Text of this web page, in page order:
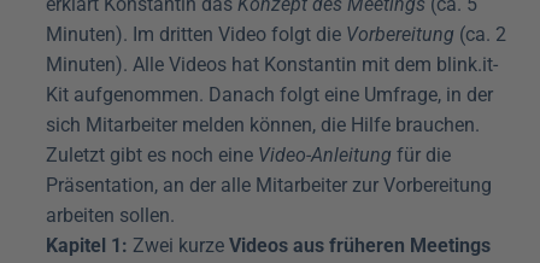
erklärt Konstantin das Konzept des Meetings (ca. 5
Minuten). Im dritten Video folgt die Vorbereitung (ca. 2
Minuten). Alle Videos hat Konstantin mit dem blink.it-
Kit aufgenommen. Danach folgt eine Umfrage, in der
sich Mitarbeiter melden können, die Hilfe brauchen.
Zuletzt gibt es noch eine Video-Anleitung für die
Präsentation, an der alle Mitarbeiter zur Vorbereitung
arbeiten sollen.
Kapitel 1: Zwei kurze Videos aus früheren Meetings